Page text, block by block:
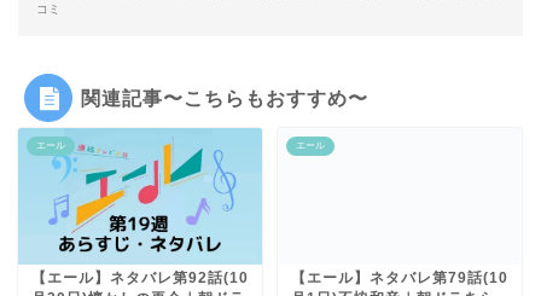
コミ
関連記事〜こちらもおすすめ〜
エール
【エール】ネタバレ第92話(10
エール
【エール】ネタバレ第79話(10